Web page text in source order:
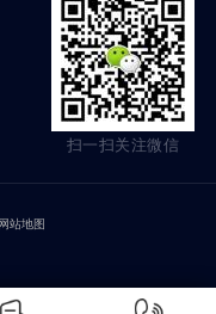
扫一扫关注微信
网站地图